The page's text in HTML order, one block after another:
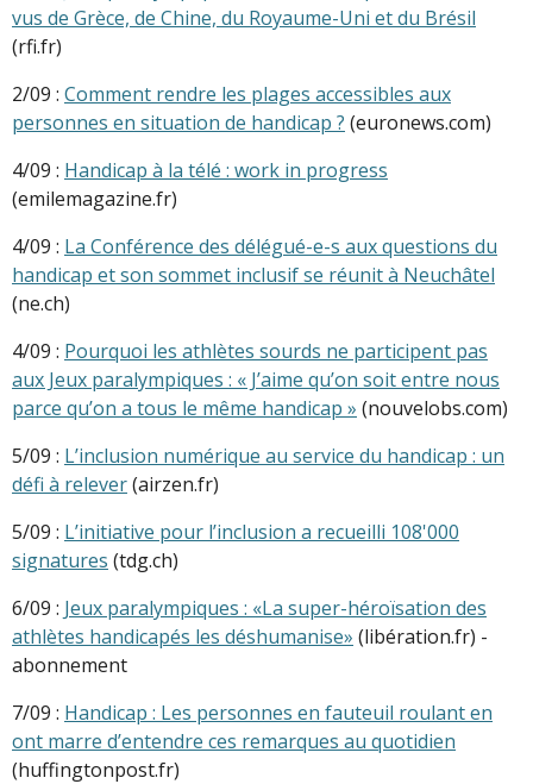
vus de Grèce, de Chine, du Royaume-Uni et du Brésil
(rfi.fr)
2/09 : Comment rendre les plages accessibles aux
personnes en situation de handicap ? (euronews.com)
4/09 : Handicap à la télé : work in progress
(emilemagazine.fr)
4/09 : La Conférence des délégué-e-s aux questions du
handicap et son sommet inclusif se réunit à Neuchâtel
(ne.ch)
4/09 : Pourquoi les athlètes sourds ne participent pas
aux Jeux paralympiques : « J’aime qu’on soit entre nous
parce qu’on a tous le même handicap » (nouvelobs.com)
5/09 : L’inclusion numérique au service du handicap : un
défi à relever(airzen.fr)
5/09 : L’initiative pour l’inclusion a recueilli 108'000
signatures (tdg.ch)
6/09 : Jeux paralympiques : «La super-héroïsation des
athlètes handicapés les déshumanise» (libération.fr) -
abonnement
7/09 : Handicap : Les personnes en fauteuil roulant en
ont marre d’entendre ces remarques au quotidien
(huffingtonpost.fr)